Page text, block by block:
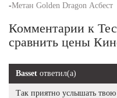
-Метан Golden Dragon Асбест
Комментарии к
сравнить цены
Basset ответил(а)
Так приятно услышать